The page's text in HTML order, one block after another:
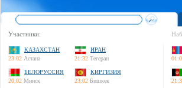
Участники:
КАЗАХСТАН
23:02 Астана
ИРАН
21:32 Тегеран
БЕЛОРУССИЯ
20:02 Минск
КИРГИЗИЯ
23:02 Бишкек